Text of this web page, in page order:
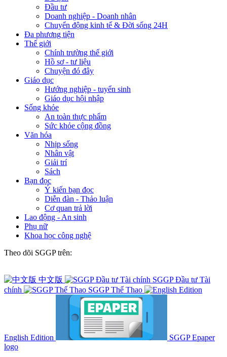
Đầu tư
Doanh nghiệp - Doanh nhân
Chuyển động kinh tế & Đời sống 24H
Đa phương tiện
Thế giới
Chính trường thế giới
Hồ sơ - tư liệu
Chuyện đó đây
Giáo dục
Hướng nghiệp - tuyển sinh
Giáo dục hội nhập
Sống khỏe
An toàn thực phẩm
Sức khỏe cộng đồng
Văn hóa
Nhịp sống
Nhân vật
Giải trí
Sách
Bạn đọc
Ý kiến bạn đọc
Diễn đàn - Thảo luận
Cơ quan trả lời
Lao động - An sinh
Phụ nữ
Khoa học công nghệ
Theo dõi SGGP trên:
中文版
SGGP Đầu tư Tài
chính
SGGP Thể Thao
English Edition
SGGP Epaper
logo